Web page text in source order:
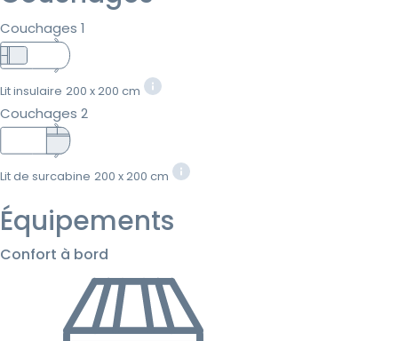
Couchages 1
Lit insulaire 200 x 200 cm
Couchages 2
Lit de surcabine 200 x 200 cm
Équipements
Confort à bord